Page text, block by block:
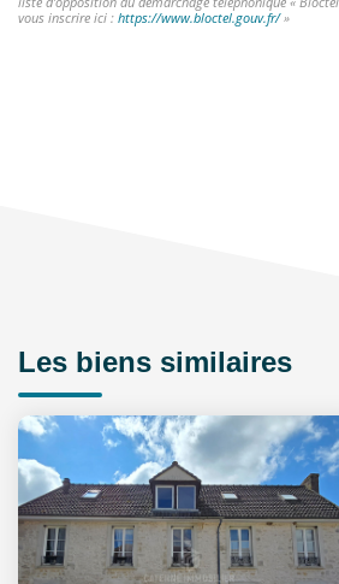
vous inscrire ici : https://www.bloctel.gouv.fr/»
Les biens similaires